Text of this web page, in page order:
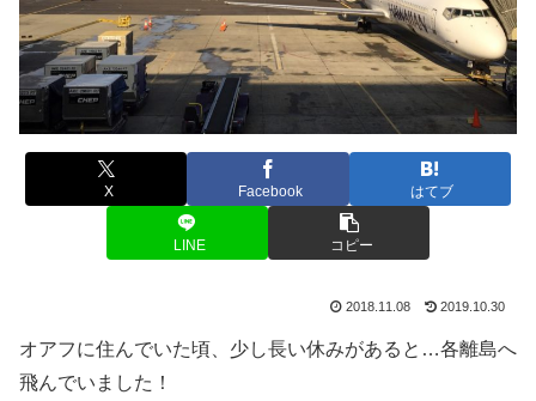
X Facebook はてブ
LINE コピー
2018.11.08 2019.10.30
オアフに住んでいた頃、少し長い休みがあると…各離島へ
飛んでいました！